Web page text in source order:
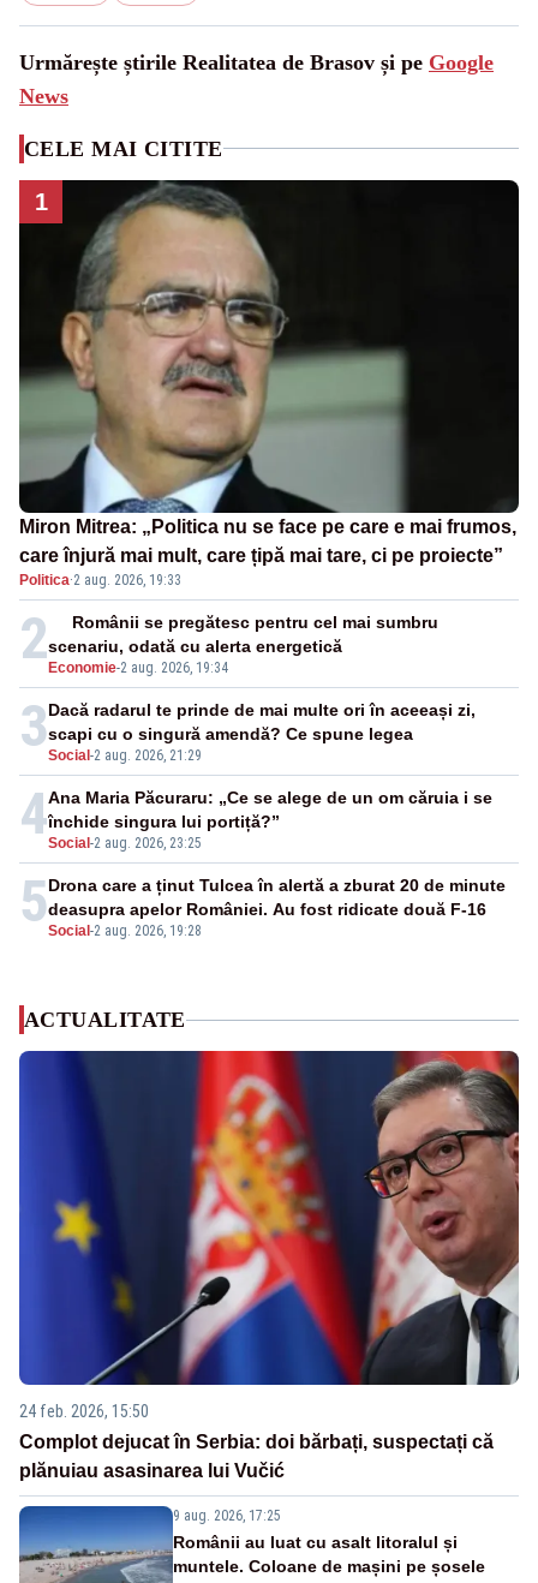
Urmărește știrile Realitatea de Brasov și pe Google
News
CELE MAI CITITE
1
Miron Mitrea: „Politica nu se face pe care e mai frumos,
care înjură mai mult, care țipă mai tare, ci pe proiecte”
Politica·2 aug. 2026, 19:33
2 Economie-2 aug. 2026, 19:34
Românii se pregătesc pentru cel mai sumbru
scenariu, odată cu alerta energetică
3Social -2 aug. 2026, 21:29
Dacă radarul te prinde de mai multe ori în aceeași zi,
scapi cu o singură amendă? Ce spune legea
4Social -2 aug. 2026, 23:25
Ana Maria Păcuraru: „Ce se alege de un om căruia i se
închide singura lui portiță?”
5Social -2 aug. 2026, 19:28
Drona care a ținut Tulcea în alertă a zburat 20 de minute
deasupra apelor României. Au fost ridicate două F-16
ACTUALITATE
24 feb. 2026, 15:50
Complot dejucat în Serbia: doi bărbați, suspectați că
plănuiau asasinarea lui Vučić
9 aug. 2026, 17:25
Românii au luat cu asalt litoralul și
muntele. Coloane de mașini pe șosele